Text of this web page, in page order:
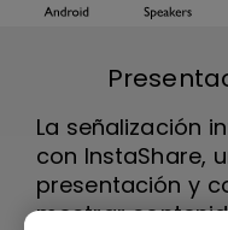
La señalización
con InstaShare,
presentación y
mostrar